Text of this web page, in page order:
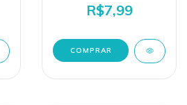
R$7,99